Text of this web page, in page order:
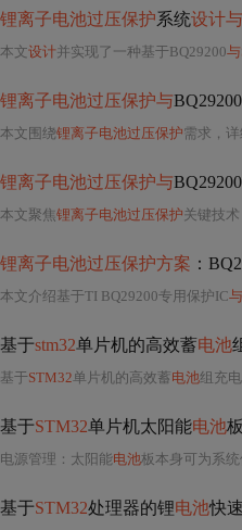
锂离子电池过压保护系统设计与
本文设计并实现了一种基于BQ29200
锂离子电池过压保护与
本文围绕锂离子电池过压保护需求，
锂离子电池过压保护与
本文聚焦锂离子电池过压保护关键技术，以
锂离子电池过压保护方案 ：
本文介绍基于TI BQ29200专用保护IC
基于stm32单片机的高效蓄电池
基于STM32单片机的高效蓄电池组充
基于STM32单片机太阳能电池
电源管理：太阳能电池板本身可为系
基于STM32处理器的锂电池快